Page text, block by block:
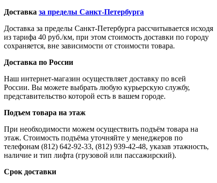
Доставка за пределы Санкт-Петербурга
Доставка за пределы Санкт-Петербурга рассчитывается исходя
из тарифа 40 руб./км, при этом стоимость доставки по городу
сохраняется, вне зависимости от стоимости товара.
Доставка по России
Наш интернет-магазин осуществляет доставку по всей
России. Вы можете выбрать любую курьерскую службу,
представительство которой есть в вашем городе.
Подъем товара на этаж
При необходимости можем осуществить подъём товара на
этаж. Стоимость подъёма уточняйте у менеджеров по
телефонам (812) 642-92-33, (812) 939-42-48, указав этажность,
наличие и тип лифта (грузовой или пассажирский).
Срок доставки